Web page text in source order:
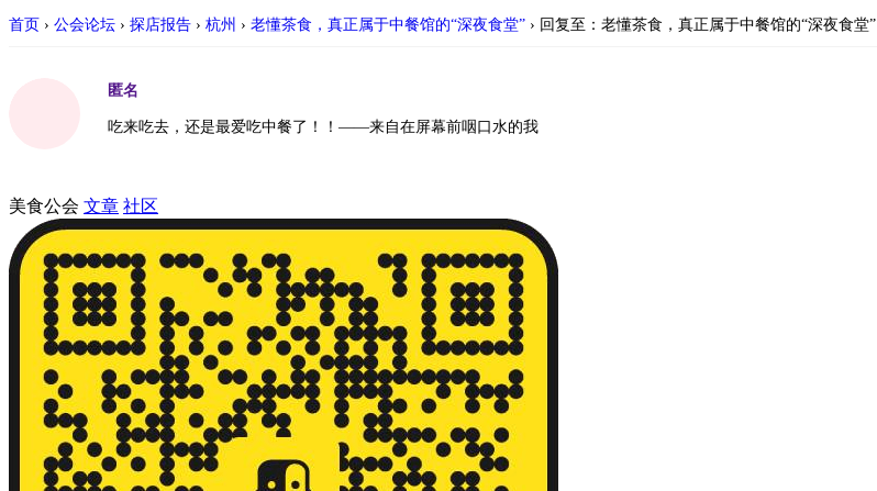
首页 › 公会论坛 › 探店报告 › 杭州 › 老懂茶食，真正属于中餐馆的“深夜食堂” › 回复至：老懂茶食，真正属于中餐馆的“深夜食堂”
匿名
吃来吃去，还是最爱吃中餐了！！——来自在屏幕前咽口水的我
美食公会 文章 社区